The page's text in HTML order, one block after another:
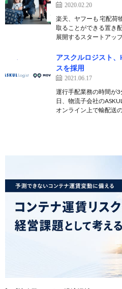
2020.02.20
楽天、ヤフーも 宅配荷
取ることができる置き
展開するスタートアッ
アスクルロジスト
スを採用
2021.06.17
運行手配業務の時間が
日、物流子会社の
オンライン上で輸配送